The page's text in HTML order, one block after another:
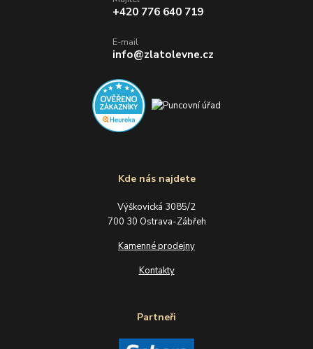
Kde nás najdete
Výškovická 3085/2
700 30 Ostrava-Zábřeh
Kamenné prodejny
Kontakty
Partneři
+420 776 640 719
E-mail
info@zlatolevne.cz